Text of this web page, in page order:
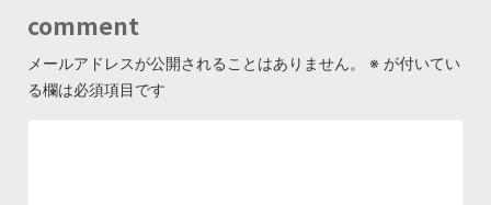
comment
メールアドレスが公開されることはありません。 ※ が付いてい
る欄は必須項目です